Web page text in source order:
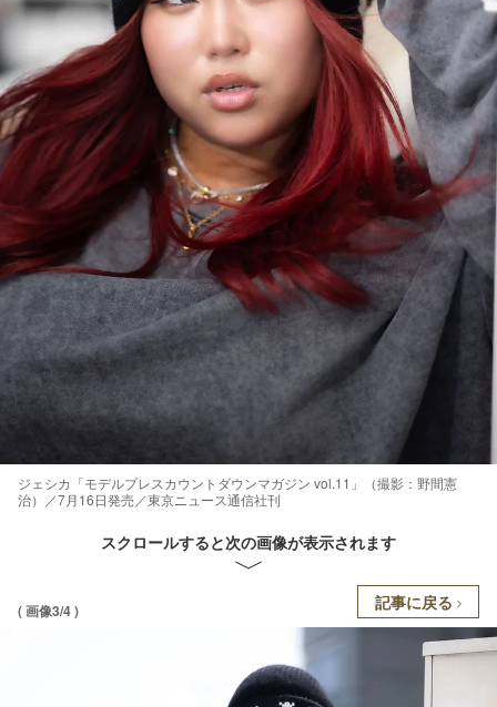
ジェシカ「モデルプレスカウントダウンマガジン vol.11」（撮影：野間憲
治）／7月16日発売／東京ニュース通信社刊
スクロールすると次の画像が表示されます
( 画像3/4 ) 記事に戻る